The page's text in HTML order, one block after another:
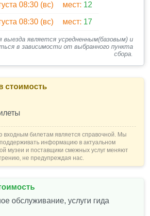
фонтаны, водные каскады,
Воронцовского дворца. 1 час.
кабинеты графа и графини,
голубая гостиная, зимний
мебель, принадлежавшая
вазы и посуда минувшей
экскурсия на южных
украшенных мраморными львами.
время для фото. 10 мин.
предусмотрено время на обед в
оплачивается отдельно)
08:30 (вс) мест: 12
08:30 (вс) мест: 17
выезда является усредненным(базовым) и
в зависимости от выбранного пункта
сбора.
стоимость
входным билетам является справочной. Мы
поддерживать информацию в актуальном
музеи и поставщики смежных услуг меняют
не предупреждая нас.
обслуживание, услуги гида